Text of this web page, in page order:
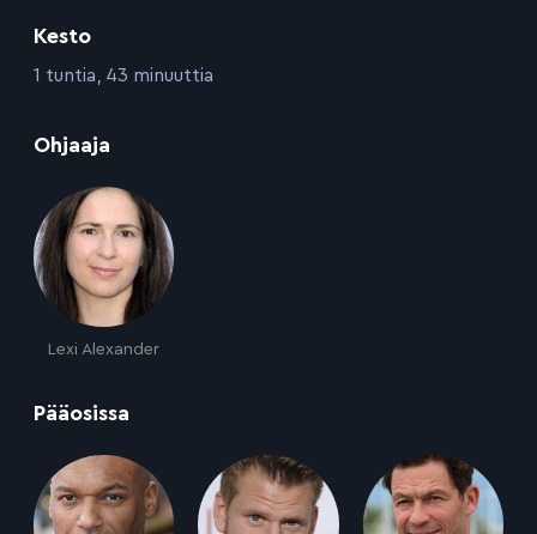
Kesto
:1 tuntia, 43 minuuttia
Ohjaaja
Lexi Alexander
Pääosissa